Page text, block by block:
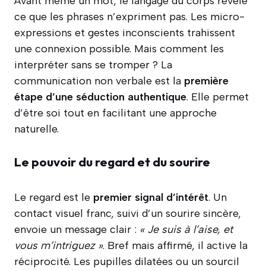
ce que les phrases n’expriment pas. Les micro-
expressions et gestes inconscients trahissent
une connexion possible. Mais comment les
interpréter sans se tromper ? La
communication non verbale est la première
étape d’une séduction authentique. Elle permet
d’être soi tout en facilitant une approche
naturelle.
Le pouvoir du regard et du sourire
Le regard est le premier signal d’intérêt. Un
contact visuel franc, suivi d’un sourire sincère,
envoie un message clair : « Je suis à l’aise, et
vous m’intriguez ». Bref mais affirmé, il active la
réciprocité. Les pupilles dilatées ou un sourcil